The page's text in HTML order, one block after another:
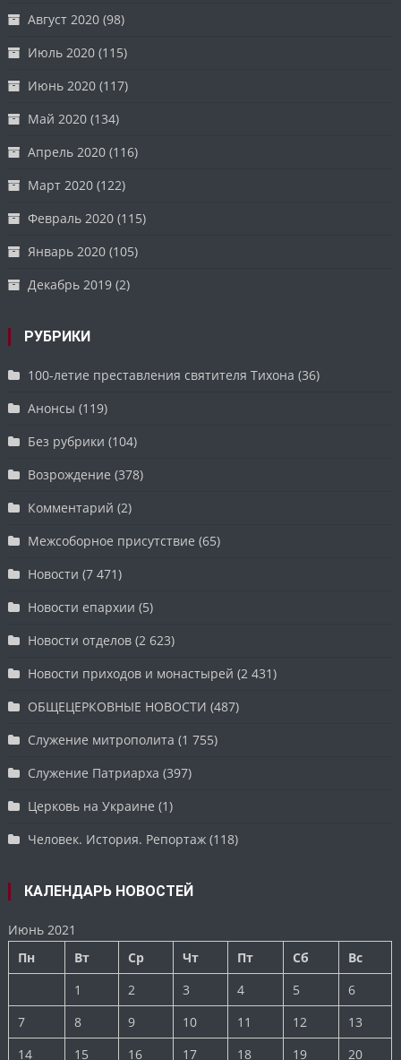
Август 2020 (98)
Июль 2020 (115)
Июнь 2020 (117)
Май 2020 (134)
Апрель 2020 (116)
Март 2020 (122)
Февраль 2020 (115)
Январь 2020 (105)
Декабрь 2019 (2)
РУБРИКИ
100-летие преставления святителя Тихона (36)
Анонсы (119)
Без рубрики (104)
Возрождение (378)
Комментарий (2)
Межсоборное присутствие (65)
Новости (7 471)
Новости епархии (5)
Новости отделов (2 623)
Новости приходов и монастырей (2 431)
ОБЩЕЦЕРКОВНЫЕ НОВОСТИ (487)
Служение митрополита (1 755)
Служение Патриарха (397)
Церковь на Украине (1)
Человек. История. Репортаж (118)
КАЛЕНДАРЬ НОВОСТЕЙ
Июнь 2021
Пн
Вт Ср Чт Пт Сб
Вс
1
2 3 4 5
6
7
8 9 10 11 12
13
14
15 16 17 18 19 20